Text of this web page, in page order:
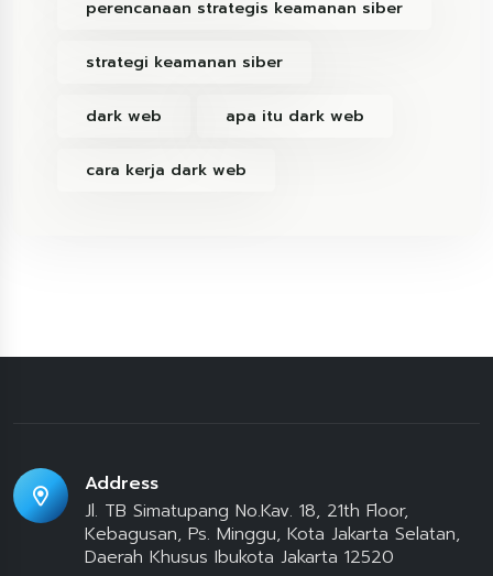
perencanaan strategis keamanan siber
strategi keamanan siber
dark web apa itu dark web
cara kerja dark web
Address
Jl. TB Simatupang No.Kav. 18, 21th Floor,
Kebagusan, Ps. Minggu, Kota Jakarta Selatan,
Daerah Khusus Ibukota Jakarta 12520